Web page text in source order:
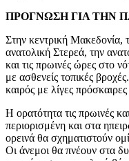
ΠΡΟΓΝΩΣΗ ΓΙΑ ΤΗΝ
Στην κεντρική Μακεδονία,
ανατολική Στερεά, την
και τις πρωινές ώρες στο
με ασθενείς τοπικές
καιρός με λίγες
Η ορατότητα τις πρωινές
περιορισμένη και στα
ορεινά θα σχηματιστούν
Οι άνεμοι θα πνέουν στα